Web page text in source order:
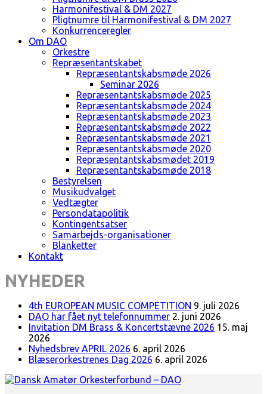
Harmonifestival & DM 2027
Pligtnumre til Harmonifestival & DM 2027
Konkurrenceregler
Om DAO
Orkestre
Repræsentantskabet
Repræsentantskabsmøde 2026
Seminar 2026
Repræsentantskabsmøde 2025
Repræsentantskabsmøde 2024
Repræsentantskabsmøde 2023
Repræsentantskabsmøde 2022
Repræsentantskabsmøde 2021
Repræsentantskabsmøde 2020
Repræsentantskabsmødet 2019
Repræsentantskabsmøde 2018
Bestyrelsen
Musikudvalget
Vedtægter
Persondatapolitik
Kontingentsatser
Samarbejds-organisationer
Blanketter
Kontakt
NYHEDER
4th EUROPEAN MUSIC COMPETITION 9. juli 2026
DAO har fået nyt telefonnummer 2. juni 2026
Invitation DM Brass & Koncertstævne 2026 15. maj
2026
Nyhedsbrev APRIL 2026 6. april 2026
Blæserorkestrenes Dag 2026 6. april 2026